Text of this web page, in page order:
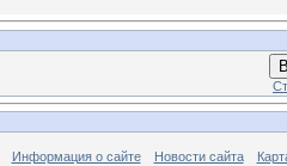
Информация о сайте Новости сайта